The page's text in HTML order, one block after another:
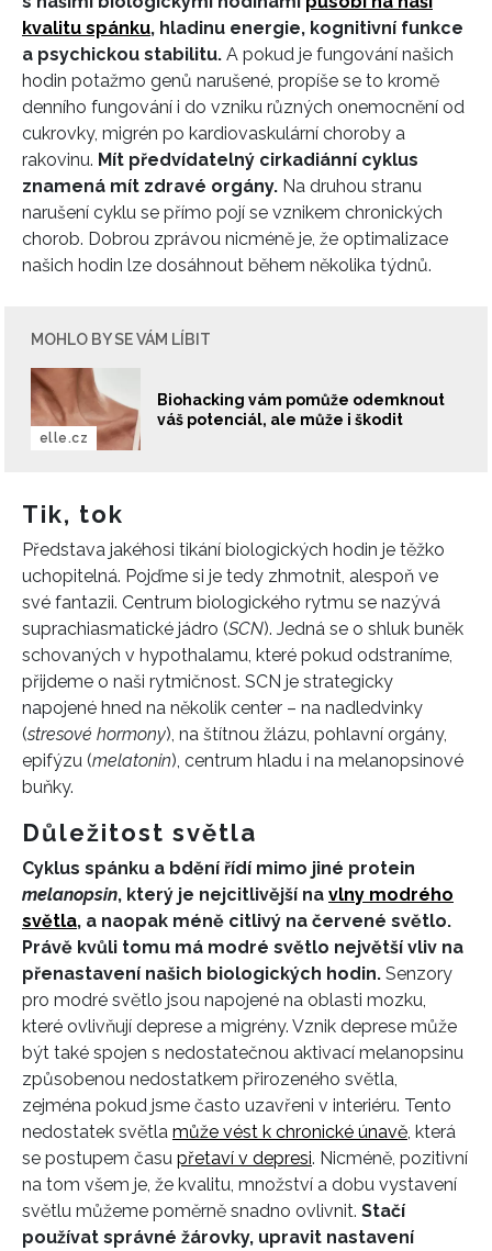
kvalitu spánku, hladinu energie, kognitivní funkce
a psychickou stabilitu. A pokud je fungování našich
hodin potažmo genů narušené, propíše se to kromě
denního fungování i do vzniku různých onemocnění od
cukrovky, migrén po kardiovaskulární choroby a
rakovinu. Mít předvídatelný cirkadiánní cyklus
znamená mít zdravé orgány. Na druhou stranu
narušení cyklu se přímo pojí se vznikem chronických
chorob. Dobrou zprávou nicméně je, že optimalizace
našich hodin lze dosáhnout během několika týdnů.
MOHLO BY SE VÁM LÍBIT
Biohacking vám pomůže odemknout
váš potenciál, ale může i škodit
elle.cz
Tik, tok
Představa jakéhosi tikání biologických hodin je těžko
uchopitelná. Pojďme si je tedy zhmotnit, alespoň ve
své fantazii. Centrum biologického rytmu se nazývá
suprachiasmatické jádro (SCN). Jedná se o shluk buněk
schovaných v hypothalamu, které pokud odstraníme,
přijdeme o naši rytmičnost. SCN je strategicky
napojené hned na několik center – na nadledvinky
(stresové hormony), na štítnou žlázu, pohlavní orgány,
epifýzu (melatonin), centrum hladu i na melanopsinové
buňky.
Důležitost světla
Cyklus spánku a bdění řídí mimo jiné protein
melanopsin, který je nejcitlivější na vlny modrého
světla, a naopak méně citlivý na červené světlo.
Právě kvůli tomu má modré světlo největší vliv na
přenastavení našich biologických hodin. Senzory
pro modré světlo jsou napojené na oblasti mozku,
které ovlivňují deprese a migrény. Vznik deprese může
být také spojen s nedostatečnou aktivací melanopsinu
způsobenou nedostatkem přirozeného světla,
zejména pokud jsme často uzavřeni v interiéru. Tento
nedostatek světla může vést k chronické únavě, která
se postupem času přetaví v depresi. Nicméně, pozitivní
na tom všem je, že kvalitu, množství a dobu vystavení
světlu můžeme poměrně snadno ovlivnit. Stačí
používat správné žárovky, upravit nastavení